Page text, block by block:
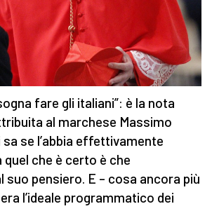
fare gli italiani”: è la nota
al marchese Massimo
sa se l’abbia effettivamente
che è certo è che
suo pensiero. E – cosa ancora più
l’ideale programmatico dei